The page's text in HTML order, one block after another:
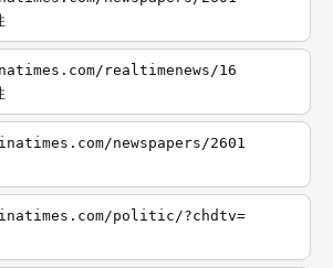
realtimenews/16
newspapers/2601
politic/?chdtv=